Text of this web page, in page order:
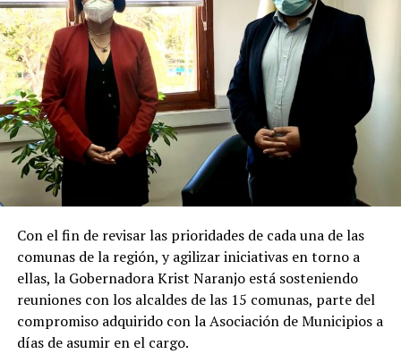
Con el fin de revisar las prioridades de cada una de las
comunas de la región, y agilizar iniciativas en torno a
ellas, la Gobernadora Krist Naranjo está sosteniendo
reuniones con los alcaldes de las 15 comunas, parte del
compromiso adquirido con la Asociación de Municipios a
días de asumir en el cargo.